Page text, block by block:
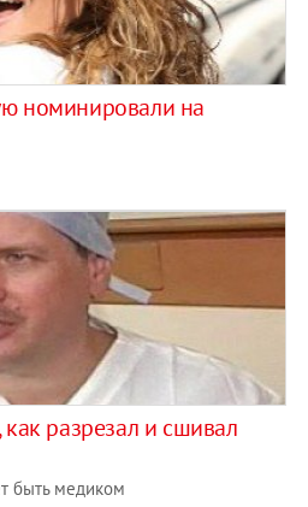
номинировали на
разрезал и сшивал
быть медиком